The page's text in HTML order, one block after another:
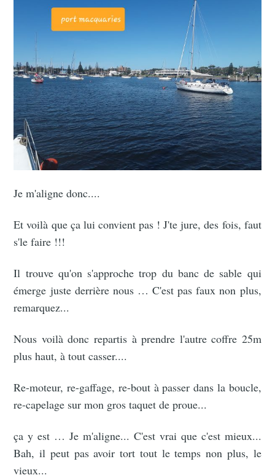
Je m'aligne donc....
Et voilà que ça lui convient pas ! J'te jure, des fois, faut
s'le faire !!!
Il trouve qu'on s'approche trop du banc de sable qui
émerge juste derrière nous … C'est pas faux non plus,
remarquez...
Nous voilà donc repartis à prendre l'autre coffre 25m
plus haut, à tout casser....
Re-moteur, re-gaffage, re-bout à passer dans la boucle,
re-capelage sur mon gros taquet de proue...
ça y est … Je m'aligne... C'est vrai que c'est mieux...
Bah, il peut pas avoir tort tout le temps non plus, le
vieux...